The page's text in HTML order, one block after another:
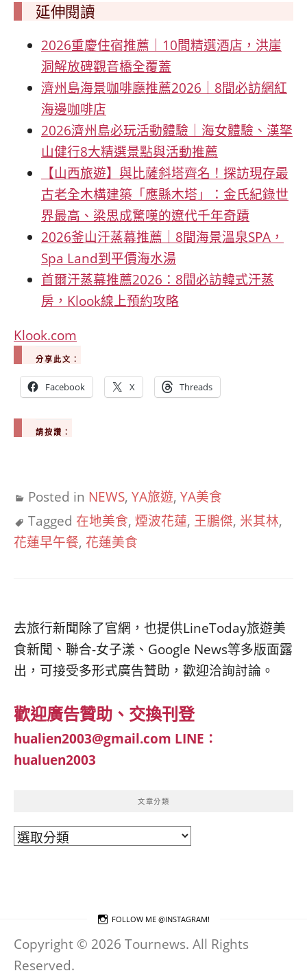
延伸閱讀
2026重慶住宿推薦｜10間精選酒店，洪崖
洞解放碑觀音橋全覆蓋
濟州島海景咖啡廳推薦2026｜8間必訪網紅
海邊咖啡店
2026濟州島必玩活動體驗｜海女體驗、漢拏
山健行8大精選景點與活動推薦
【山西旅遊】與比薩斜塔齊名！探訪現存最
古老全木構建築「應縣木塔」：金氏紀錄世
界最高、梁思成驚嘆的遼代千年奇蹟
2026釜山汗蒸幕推薦｜8間海景溫泉SPA，
Spa Land到平價海水湯
首爾汗蒸幕推薦2026：8間必訪韓式汗蒸
房，Klook線上預約攻略
Klook.com
分享此文：
Facebook X Threads
請按讚：
Posted in NEWS, YA旅遊, YA美食
Tagged 在地美食, 煙波花蓮, 王鵬傑, 米其林,
花蓮早午餐, 花蓮美食
去旅行新聞除了官網，也提供LineToday旅遊美
食新聞、聯合-女子漾、Google News等多版面露
出，可接受多形式廣告贊助，歡迎洽詢討論。
歡迎廣告贊助、交換刊登
hualien2003@gmail.com LINE：
hualuen2003
文章分類
文
FOLLOW ME @INSTAGRAM!
Copyright © 2026 Tournews. All Rights
Reserved.